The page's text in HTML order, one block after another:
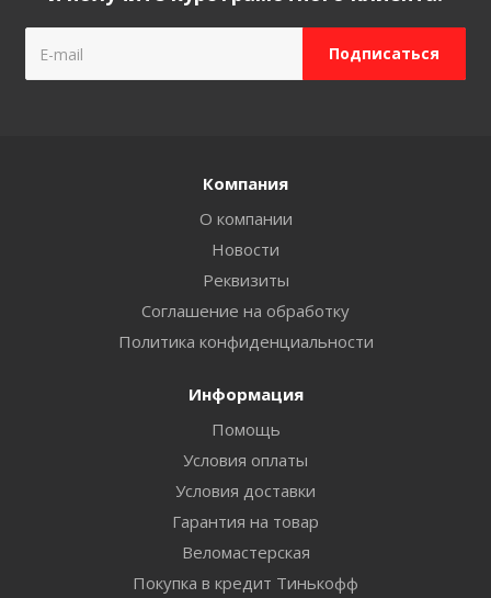
Компания
О компании
Новости
Реквизиты
Соглашение на обработку
Политика конфиденциальности
Информация
Помощь
Условия оплаты
Условия доставки
Гарантия на товар
Веломастерская
Покупка в кредит Тинькофф